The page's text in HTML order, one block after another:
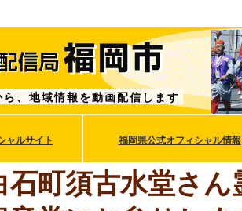
、地域情報を動画配信します
ャルサイト 福岡県公式オフィシャル情報
石町須古水堂さ